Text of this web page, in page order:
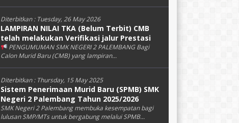
Diterbitkan : Tuesday, 26 May 2026
LAMPIRAN NILAI TKA (Belum Terbit) CMB
telah melakukan Verifikasi jalur Prestasi
PENGUMUMAN SMK NEGERI 2 PALEMBANG Bagi
Calon Murid Baru (CMB) yang lampiran...
Diterbitkan : Thursday, 15 May 2025
Sistem Penerimaan Murid Baru (SPMB) SMK
Negeri 2 Palembang Tahun 2025/2026
SMK Negeri 2 Palembang membuka kesempatan bagi
lulusan SMP/MTs untuk bergabung melalui SPMB...